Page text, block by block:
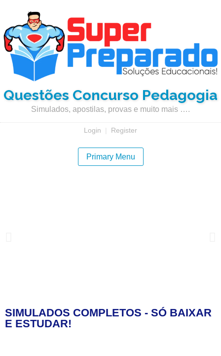
Questões Concurso Pedagogia
Simulados, apostilas, provas e muito mais ….
Login | Register
Primary Menu
MELHOR ESTRATÉGIA DE
SIMULADOS COMPLETOS - SÓ BAIXAR
E ESTUDAR!